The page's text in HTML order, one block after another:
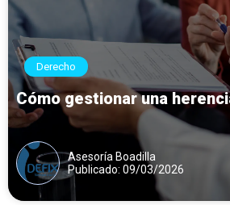
Derecho
Cómo gestionar una
Asesoría Boadilla
Publicado: 09/03/2026